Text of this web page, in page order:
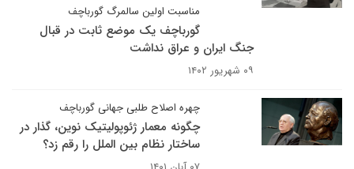
مناسبت اولین سالمرگ گورباچف
گورباچف یک موضع ثابت در قبال
جنگ ایران و عراق نداشت
۰۹ شهریور ۱۴۰۲
چهره اصلاح طلبی جهانی گورباچف
چگونه معمار ژئوپولیتیک نوین‌، گذار در
ساختار نظام بین الملل را رقم زد؟